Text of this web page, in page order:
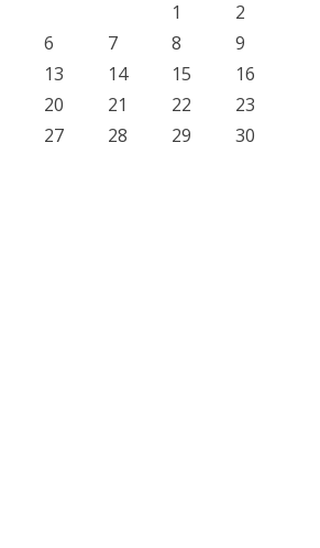
1
2
6 7 8
9
13 14 15
16
20 21 22
23
27 28 29
30